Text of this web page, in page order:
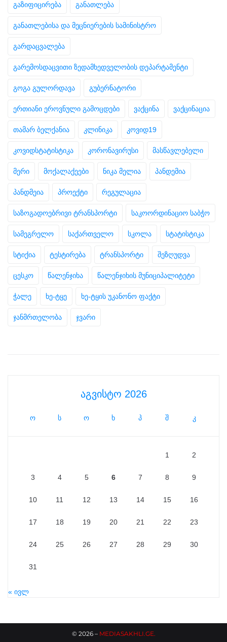
გაზიფიცირება განათლება
განათლებისა და მეცნიერების სამინისტრო
გარდაცვალება
გარემოსდაცვითი ზედამხედველობის დეპარტამენტი
გოგა გულორდავა გუბერნატორი
ერთიანი ეროვნული გამოცდები ვაქცინა ვაქცინაცია
თამარ ბელქანია კლინიკა კოვიდ19
კოვიდსტატისტიკა კორონავირუსი მასწავლებელი
მერი მოქალაქეები ნიკა მელია პანდემია
პანდმეია პროექტი რეგულაცია
საზოგადოებრივი ტრანსპორტი საკოორდინაციო საბჭო
სამეგრელო საქართველო სკოლა სტატისტიკა
სტიქია ტესტირება ტრანსპორტი შეზღუდვა
ცესკო წალენჯიხა წალენჯიხის მუნიციპალიტეტი
ჭალე ხე-ტყე ხე-ტყის უკანონო ფაქტი
ჯანმრთელობა ჯვარი
აგვისტო 2026
ო ს ო ხ პ შ კ
1 2
3 4 5 6 7 8 9
10 11 12 13 14 15 16
17 18 19 20 21 22 23
24 25 26 27 28 29 30
31
« ივლ
© 2026– MEDIASAKHLI.GE.